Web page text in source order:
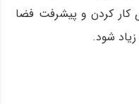
کردن و پیشرفت فضا
شود.